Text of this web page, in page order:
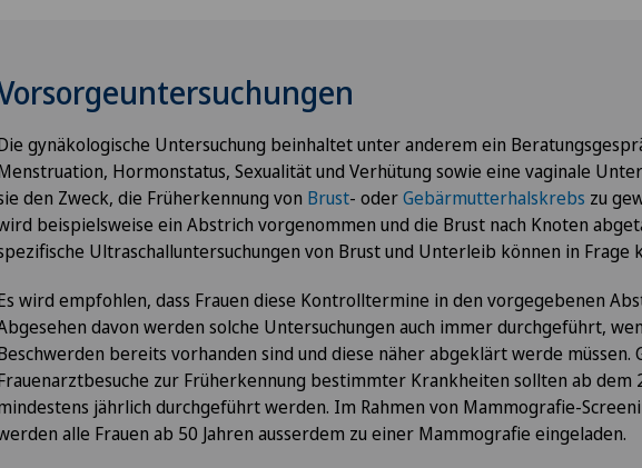
gynäkologische Untersuchung beinhaltet unter anderem ein
Hormonstatus, Sexualität und Verhütung sowie eine vaginale
den Zweck, die Früherkennung von Brust- oderGebärmutterhalskrebs zu
beispielsweise ein Abstrich vorgenommen und die Brust nach Knoten
Ultraschalluntersuchungen von Brust und Unterleib können in Frage
wird empfohlen, dass Frauen diese Kontrolltermine in den vorgegebenen
davon werden solche Untersuchungen auch immer durchgeführt,
bereits vorhanden sind und diese näher abgeklärt werde müssen.
zur Früherkennung bestimmter Krankheiten sollten ab dem
jährlich durchgeführt werden. Im Rahmen von Mammografie-
alle Frauen ab 50 Jahren ausserdem zu einer Mammografie eingeladen.